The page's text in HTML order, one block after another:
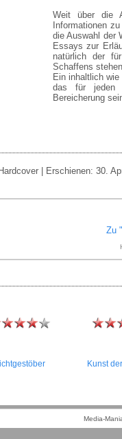
Weit über die
Informationen
die Auswahl der
Essays zur
natürlich der
Schaffens
Ein inhaltlich
das für jeden
Bereicherung
Hardcover | Erschienen: 30.
Zu
Kunst
Media-